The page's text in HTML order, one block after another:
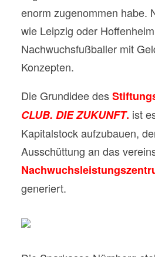
enorm zugenommen habe.
wie Leipzig oder
Nachwuchsfußballer mit
Konzepten.
Die Grundidee des
CLUB. DIE ZUKUNFT. ist
Kapitalstock aufzubauen,
Ausschüttung an das
generiert.